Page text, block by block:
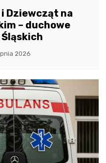
Dziewcząt na
– duchowe
2026